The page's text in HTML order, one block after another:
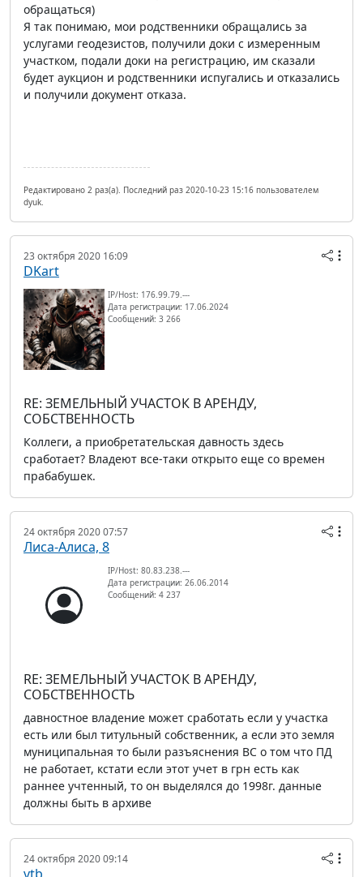
обращаться)
Я так понимаю, мои родственники обращались за
услугами геодезистов, получили доки с измеренным
участком, подали доки на регистрацию, им сказали
будет аукцион и родственники испугались и отказались
и получили документ отказа.
Редактировано 2 раз(а). Последний раз 2020-10-23 15:16 пользователем
dyuk.
23 октября 2020 16:09
DKart
IP/Host: 176.99.79.---
Дата регистрации: 17.06.2024
Сообщений: 3 266
RE: ЗЕМЕЛЬНЫЙ УЧАСТОК В АРЕНДУ,
СОБСТВЕННОСТЬ
Коллеги, а приобретательская давность здесь
сработает? Владеют все-таки открыто еще со времен
прабабушек.
24 октября 2020 07:57
Лиса-Алиса, 8
IP/Host: 80.83.238.---
Дата регистрации: 26.06.2014
Сообщений: 4 237
RE: ЗЕМЕЛЬНЫЙ УЧАСТОК В АРЕНДУ,
СОБСТВЕННОСТЬ
давностное владение может сработать если у участка
есть или был титульный собственник, а если это земля
муниципальная то были разъяснения ВС о том что ПД
не работает, кстати если этот учет в грн есть как
раннее учтенный, то он выделялся до 1998г. данные
должны быть в архиве
24 октября 2020 09:14